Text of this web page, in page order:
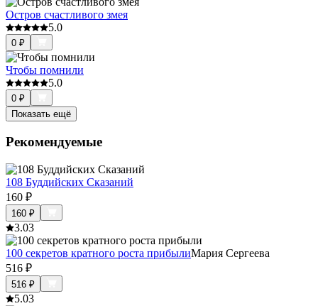
Остров счастливого змея
5.0
0 ₽
Чтобы помнили
5.0
0 ₽
Показать ещё
Рекомендуемые
108 Буддийских Сказаний
160 ₽
160 ₽
3.03
100 секретов кратного роста прибылиМария Сергеева
516 ₽
516 ₽
5.03